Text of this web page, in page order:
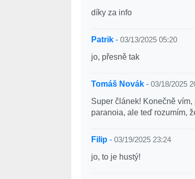
díky za info
Patrik- 03/13/2025 05:20
jo, přesně tak
Tomáš Novák- 03/18/2025
Super článek! Konečně
paranoia, ale teď rozumím,
Filip- 03/19/2025 23:24
jo, to je hustý!